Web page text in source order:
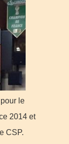
le
2014 et
CSP.